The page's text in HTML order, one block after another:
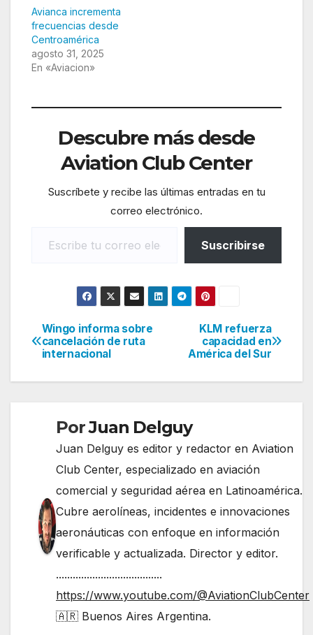
Avianca incrementa
frecuencias desde
Centroamérica
agosto 31, 2025
En «Aviacion»
Descubre más desde
Aviation Club Center
Suscríbete y recibe las últimas entradas en tu
correo electrónico.
Suscribirse
Navegación
de
KLM refuerza
capacidad en
América del Sur
Wingo informa sobre
cancelación de ruta
internacional
PorJuan Delguy
Juan Delguy es editor y redactor en Aviation
Club Center, especializado en aviación
comercial y seguridad aérea en Latinoamérica.
Cubre aerolíneas, incidentes e innovaciones
aeronáuticas con enfoque en información
verificable y actualizada. Director y editor.
......................................
https://www.youtube.com/@AviationClubCenter
🇦🇷 Buenos Aires Argentina.